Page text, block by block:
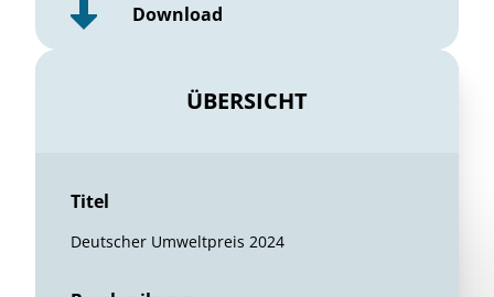
Download
ÜBERSICHT
Titel
Deutscher Umweltpreis 2024